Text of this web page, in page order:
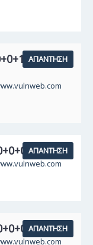
or
ΑΠΆΝΤΗΣΗ
--:
ΑΠΆΝΤΗΣΗ
--:
ΑΠΆΝΤΗΣΗ